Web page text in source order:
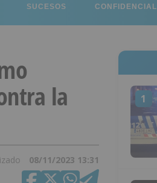
SUCESOS CONFIDENCIAL
la
08/11/2023 13:31
1